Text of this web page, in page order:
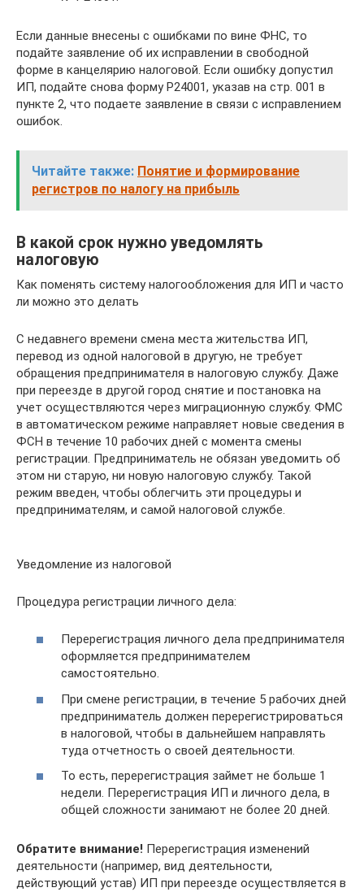
Если данные внесены с ошибками по вине ФНС, то
подайте заявление об их исправлении в свободной
форме в канцелярию налоговой. Если ошибку допустил
ИП, подайте снова форму Р24001, указав на стр. 001 в
пункте 2, что подаете заявление в связи с исправлением
ошибок.
Читайте также: Понятие и формирование
регистров по налогу на прибыль
В какой срок нужно уведомлять
налоговую
Как поменять систему налогообложения для ИП и часто
ли можно это делать
С недавнего времени смена места жительства ИП,
перевод из одной налоговой в другую, не требует
обращения предпринимателя в налоговую службу. Даже
при переезде в другой город снятие и постановка на
учет осуществляются через миграционную службу. ФМС
в автоматическом режиме направляет новые сведения в
ФСН в течение 10 рабочих дней с момента смены
регистрации. Предприниматель не обязан уведомить об
этом ни старую, ни новую налоговую службу. Такой
режим введен, чтобы облегчить эти процедуры и
предпринимателям, и самой налоговой службе.
Уведомление из налоговой
Процедура регистрации личного дела:
Перерегистрация личного дела предпринимателя
оформляется предпринимателем
самостоятельно.
При смене регистрации, в течение 5 рабочих дней
предприниматель должен перерегистрироваться
в налоговой, чтобы в дальнейшем направлять
туда отчетность о своей деятельности.
То есть, перерегистрация займет не больше 1
недели. Перерегистрация ИП и личного дела, в
общей сложности занимают не более 20 дней.
Обратите внимание! Перерегистрация изменений
деятельности (например, вид деятельности,
действующий устав) ИП при переезде осуществляется в